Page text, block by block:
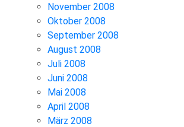
November 2008
Oktober 2008
September 2008
August 2008
Juli 2008
Juni 2008
Mai 2008
April 2008
März 2008